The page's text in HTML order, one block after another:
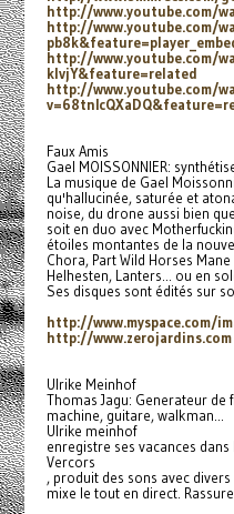
http://www.youtube.com/
http://www.youtube.com/
pb8k&feature=player_
http://www.youtube.com/
klvjY&feature=related
http://www.youtube.com/
Faux Amis
Gael MOISSONNIER:
La musique de Gael
qu'hallucinée, saturée et
noise, du drone aussi bien
soit en duo avec
étoiles montantes de la
Chora, Part Wild Horses
Helhesten, Lanters... ou en
Ses disques sont édités sur
http://www.myspace.com/
http://www.zerojardins.com
Ulrike Meinhof
Thomas Jagu: Generateur de
machine, guitare, walkman...
Ulrike meinhof
enregistre ses vacances dans
Vercors
, produit des sons avec
mixe le tout en direct.